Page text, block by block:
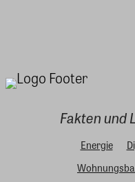
Fakten und
Energie